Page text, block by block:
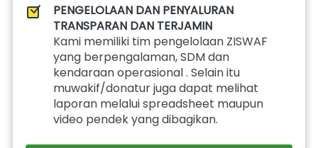
PENGELOLAAN DAN PENYALURAN
TRANSPARAN DAN TERJAMIN
Kami memiliki tim pengelolaan ZISWAF
yang berpengalaman, SDM dan
kendaraan operasional . Selain itu
muwakif/donatur juga dapat melihat
laporan melalui spreadsheet maupun
video pendek yang dibagikan.